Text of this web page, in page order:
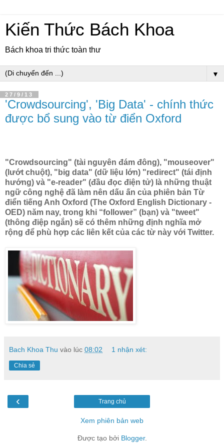
Kiến Thức Bách Khoa
Bách khoa tri thức toàn thư
▼
27/9/13
'Crowdsourcing', 'Big Data' - chính thức
được bổ sung vào từ điển Oxford
"Crowdsourcing" (tài nguyên đám đông), "mouseover"
(lướt chuột), "big data" (dữ liệu lớn) "redirect" (tái định
hướng) và "e-reader" (đầu đọc điện tử) là những thuật
ngữ công nghệ đã làm nên dấu ấn của phiên bản Từ
điển tiếng Anh Oxford (The Oxford English Dictionary -
OED) năm nay, trong khi “follower” (bạn) và "tweet"
(thông điệp ngắn) sẽ có thêm những định nghĩa mở
rộng để phù hợp các liên kết của các từ này với Twitter.
Bach Khoa Thu vào lúc 08:02 1 nhận xét:
Chia sẻ
‹ Trang chủ
Xem phiên bản web
Được tạo bởi Blogger.